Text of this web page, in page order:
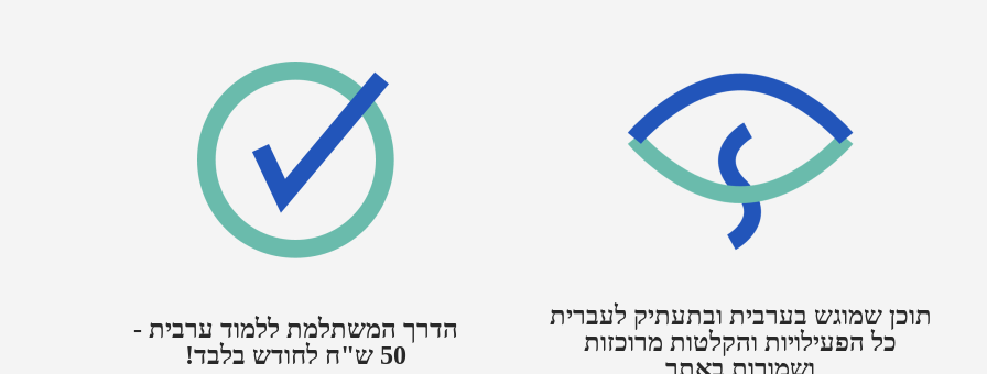
תוכן שמוגש בערבית ובתעתיק לעברית
כל הפעילויות והקלטות מרוכזות
ושמורות באתר
הדרך המשתלמת ללמוד ערבית -
50 ש"ח לחודש בלבד!